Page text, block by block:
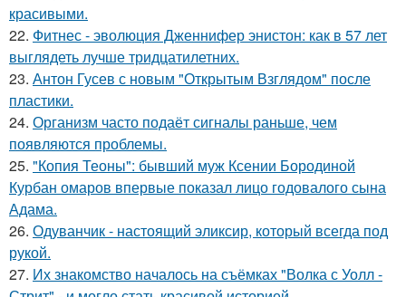
красивыми.
22. Фитнес - эволюция Дженнифер энистон: как в 57 лет
выглядеть лучше тридцатилетних.
23. Антон Гусев с новым "Открытым Взглядом" после
пластики.
24. Организм часто подаёт сигналы раньше, чем
появляются проблемы.
25. "Копия Теоны": бывший муж Ксении Бородиной
Курбан омаров впервые показал лицо годовалого сына
Адама.
26. Одуванчик - настоящий эликсир, который всегда под
рукой.
27. Их знакомство началось на съёмках "Волка с Уолл -